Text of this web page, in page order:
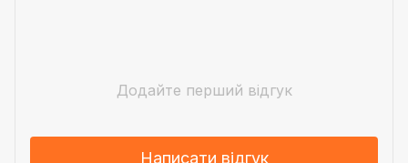
Додайте перший відгук
Написати відгук